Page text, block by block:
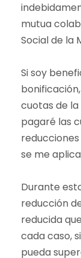
mutua
Social de la
Si soy
cuotas de
pagaré las
se me
Durante
reducción
reducida
cada caso,
pueda